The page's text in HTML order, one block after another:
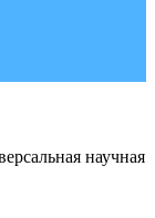
научная